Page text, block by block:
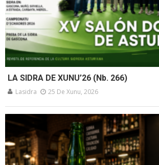
LA SIDRA DE XUNU’26 (Nb. 266)
Lasidra 25 De Xunu, 2026